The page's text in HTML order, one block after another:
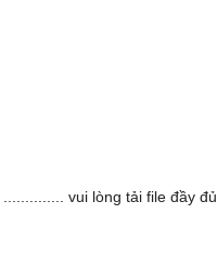
.............. vui lòng tải file đầy đủ.